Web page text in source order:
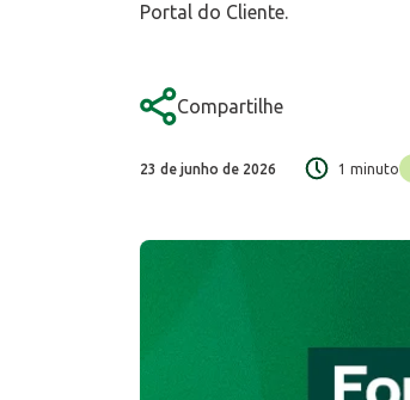
Portal do Cliente.
Compartilhe
23 de junho de 2026 1 minuto